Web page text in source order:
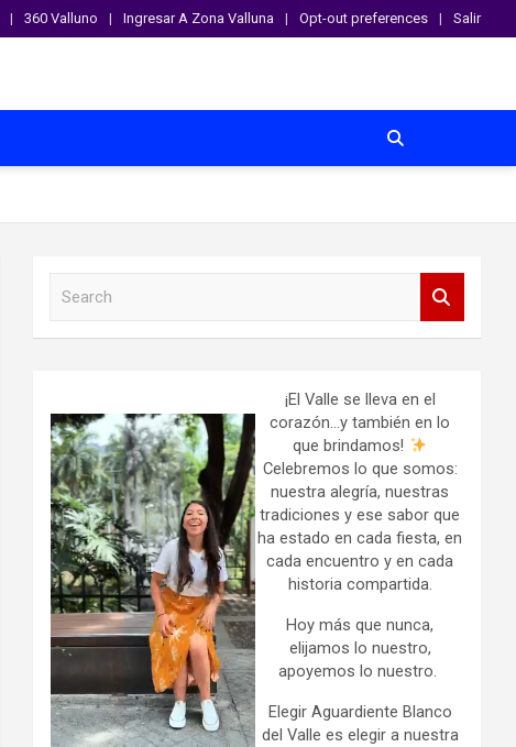
360 Valluno Ingresar A Zona Valluna Opt-out preferences Salir
¡El Valle se lleva en el
corazón…y también en lo
que brindamos!
Celebremos lo que somos:
nuestra alegría, nuestras
tradiciones y ese sabor que
ha estado en cada fiesta, en
cada encuentro y en cada
historia compartida.
Hoy más que nunca,
elijamos lo nuestro,
apoyemos lo nuestro.
Elegir Aguardiente Blanco
del Valle es elegir a nuestra